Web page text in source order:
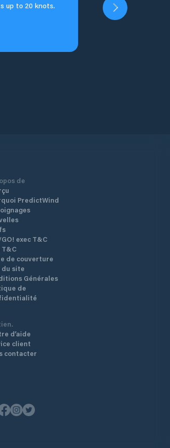
up to 20 knots.
de
PredictWind
exec T&C
T&C
de couverture
du site
Générales
de
d’aide
client
contacter